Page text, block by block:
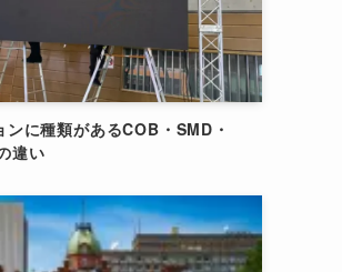
ンに種類があるCOB・SMD・
違い